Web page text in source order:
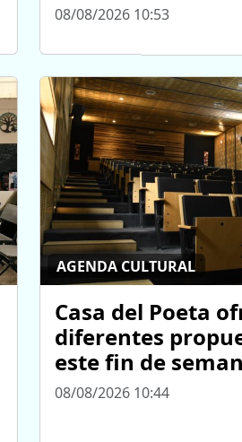
08/08/2026 10:53
AGENDA CULTURAL
Casa del Poeta
diferentes
este fin de
08/08/2026 10:44